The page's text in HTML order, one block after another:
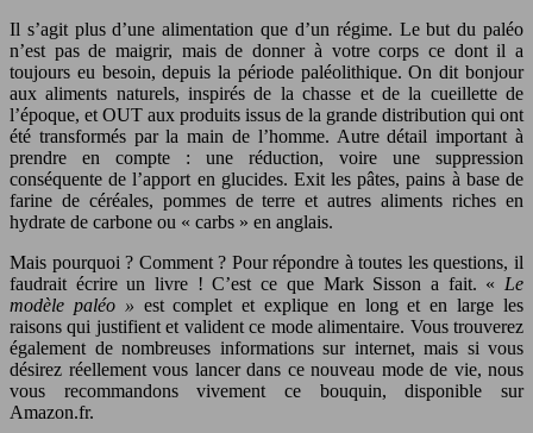
Il s’agit plus d’une alimentation que d’un régime. Le but du paléo
n’est pas de maigrir, mais de donner à votre corps ce dont il a
toujours eu besoin, depuis la période paléolithique. On dit bonjour
aux aliments naturels, inspirés de la chasse et de la cueillette de
l’époque, et OUT aux produits issus de la grande distribution qui ont
été transformés par la main de l’homme. Autre détail important à
prendre en compte : une réduction, voire une suppression
conséquente de l’apport en glucides. Exit les pâtes, pains à base de
farine de céréales, pommes de terre et autres aliments riches en
hydrate de carbone ou « carbs » en anglais.
Mais pourquoi ? Comment ? Pour répondre à toutes les questions, il
faudrait écrire un livre ! C’est ce que Mark Sisson a fait. « Le
modèle paléo » est complet et explique en long et en large les
raisons qui justifient et valident ce mode alimentaire. Vous trouverez
également de nombreuses informations sur internet, mais si vous
désirez réellement vous lancer dans ce nouveau mode de vie, nous
vous recommandons vivement ce bouquin, disponible sur
Amazon.fr.